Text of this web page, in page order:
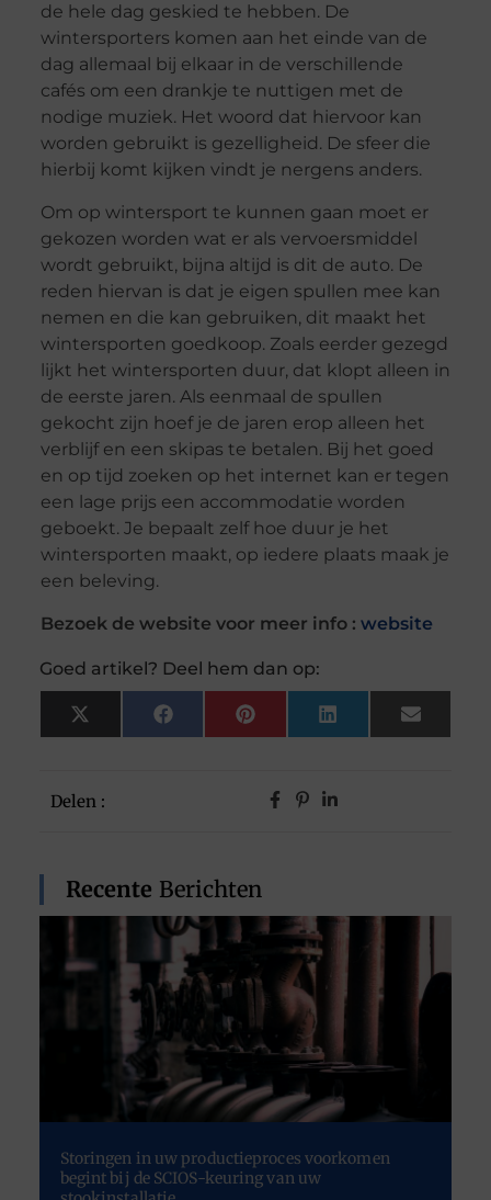
Delen :
Recente Berichten
Storingen in uw productieproces voorkomen
begint bij de SCIOS-keuring van uw
de hele dag geskied te hebben. De
wintersporters komen aan het einde van de
dag allemaal bij elkaar in de verschillende
cafés om een drankje te nuttigen met de
nodige muziek. Het woord dat hiervoor kan
worden gebruikt is gezelligheid. De sfeer die
hierbij komt kijken vindt je nergens anders.
Om op wintersport te kunnen gaan moet er
gekozen worden wat er als vervoersmiddel
wordt gebruikt, bijna altijd is dit de auto. De
reden hiervan is dat je eigen spullen mee kan
nemen en die kan gebruiken, dit maakt het
wintersporten goedkoop. Zoals eerder gezegd
lijkt het wintersporten duur, dat klopt alleen in
de eerste jaren. Als eenmaal de spullen
gekocht zijn hoef je de jaren erop alleen het
verblijf en een skipas te betalen. Bij het goed
en op tijd zoeken op het internet kan er tegen
een lage prijs een accommodatie worden
geboekt. Je bepaalt zelf hoe duur je het
wintersporten maakt, op iedere plaats maak je
een beleving.
Bezoek de website voor meer info : website
Goed artikel? Deel hem dan op:
X
(Twitter)
FacebookPinterestLinkedInEmail